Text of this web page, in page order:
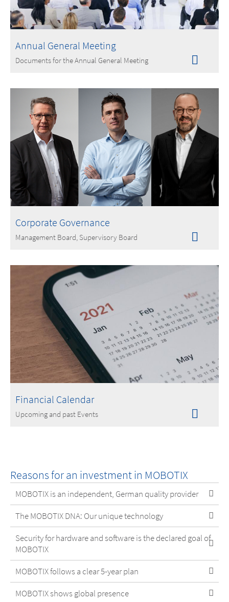
Annual General Meeting
Documents for the Annual General Meeting
Corporate Governance
Management Board, Supervisory Board
Financial Calendar
Upcoming and past Events
Reasons for an investment in MOBOTIX
MOBOTIX is an independent, German quality provider
The MOBOTIX DNA: Our unique technology
Security for hardware and software is the declared goal of
MOBOTIX
MOBOTIX follows a clear 5-year plan
MOBOTIX shows global presence